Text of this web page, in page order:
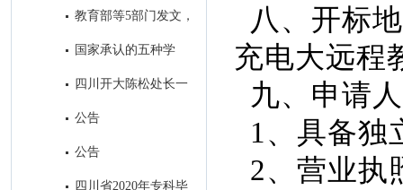
帅勇一行到我校考察调研
教育部等5部门发文，
加强高等学历继续教育广告发布
国家承认的五种学
历，分别是什么？
四川开大陈松处长一
行到我校考察调研招生工作
公告
公告
四川省2020年专科毕
八、开标
充电大远程
九、申请
1、具备独
2、营业执